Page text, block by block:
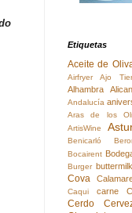
Etiquetas
Aceite de
Airfryer
Ajo
Alhambra
Andalucía
Aras de los
ArtisWine
Benicarló
Bocairent
Burger buttermilk
Cova
Caqui carne
Cerdo